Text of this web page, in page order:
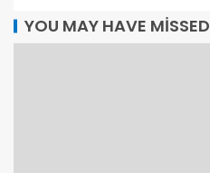
YOU MAY HAVE MISSED